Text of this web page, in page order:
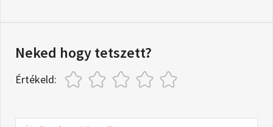
Neked hogy tetszett?
Értékeld: